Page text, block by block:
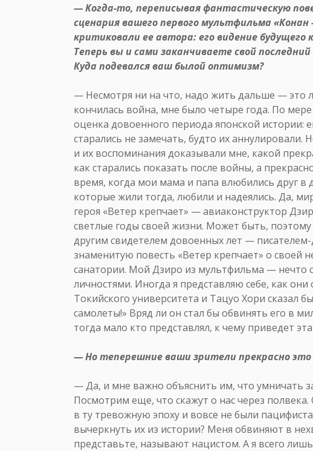
— Когда-то, переписывая фантастическую
сценария вашего первого мультфильма
критиковали ее автора: его видение
Теперь вы и сами заканчиваете свой
Куда подевался ваш былой оптимизм?
— Несмотря ни на что, надо жить дальше — это
кончилась война, мне было четыре года. По мере
оценка довоенного периода японской истории:
старались не замечать, будто их
и их воспоминания доказывали мне, какой
как старались показать после войны, а
время, когда мои мама и папа влюбились друг в
которые жили тогда, любили и надеялись. Да,
героя «Ветер крепчает» — авиаконструктор
светлые годы своей жизни. Может быть,
другим свидетелем довоенных лет —
знаменитую повесть «Ветер крепчает» о своей
санатории. Мой Дзиро из мультфильма — нечто
личностями. Иногда я представляю себе, как они
Токийского университета и Тацуо Хори сказал
самолеты!» Вряд ли он стал бы обвинять его в
тогда мало кто представлял, к чему приведет
— Но теперешние ваши зрители прекрасно
— Да, и мне важно объяснить им, что умничать
Посмотрим еще, что скажут о нас через
в ту тревожную эпоху и вовсе не были
вычеркнуть их из истории? Меня обвиняют в
представьте, называют нацистом. А я всего лишь